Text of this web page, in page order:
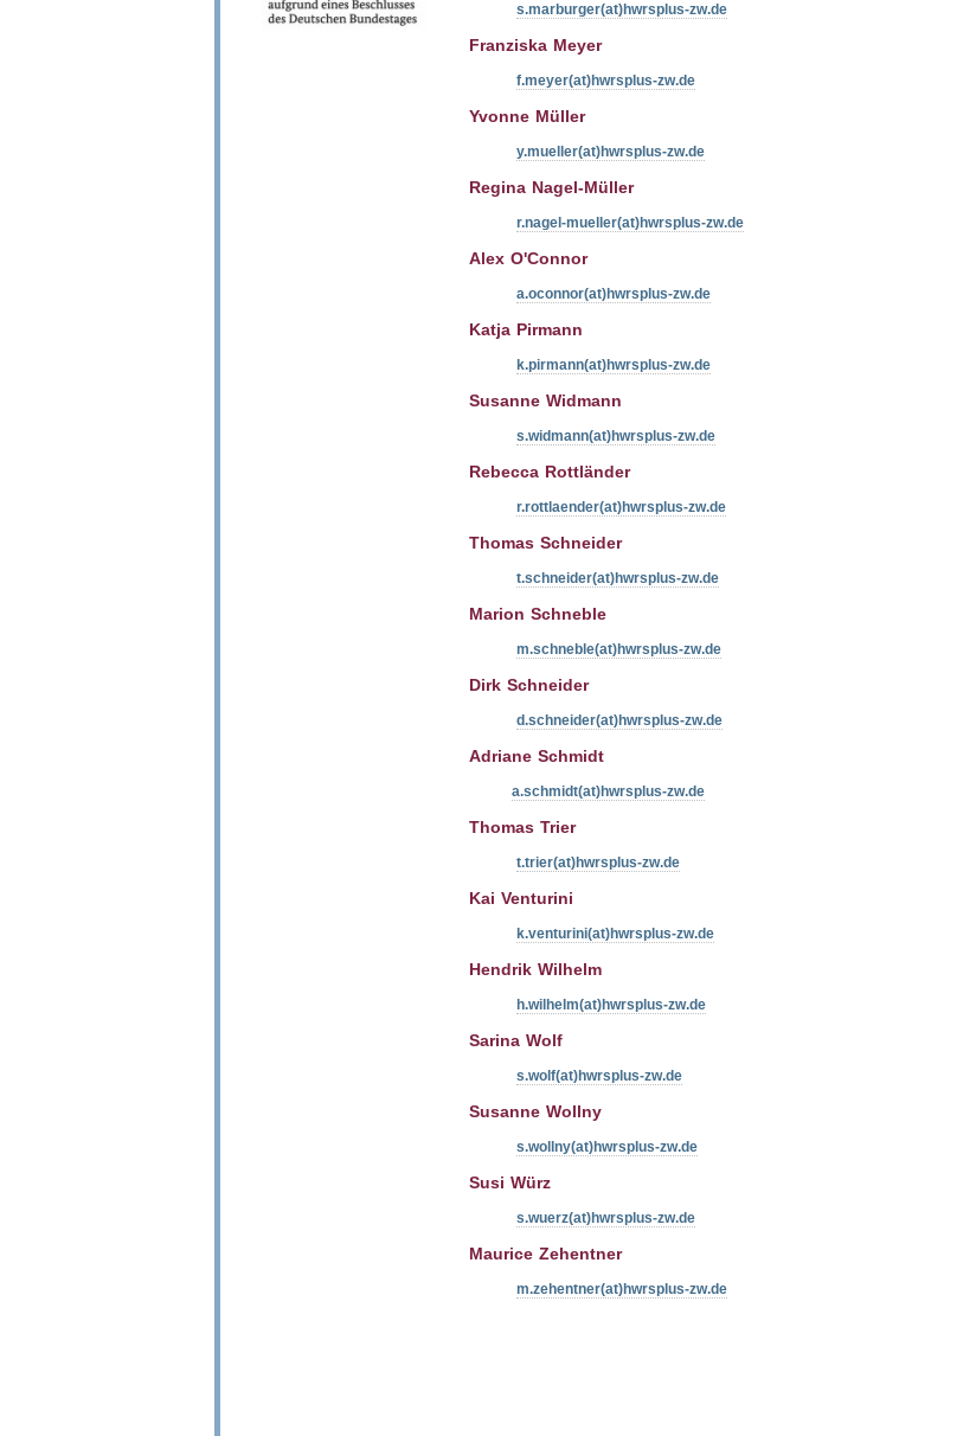
s.marburger(at)hwrsplus-zw.de
Franziska Meyer
f.meyer(at)hwrsplus-zw.de
Yvonne Müller
y.mueller(at)hwrsplus-zw.de
Regina Nagel-Müller
r.nagel-mueller(at)hwrsplus-zw.de
Alex O'Connor
a.oconnor(at)hwrsplus-zw.de
Katja Pirmann
k.pirmann(at)hwrsplus-zw.de
Susanne Widmann
s.widmann(at)hwrsplus-zw.de
Rebecca Rottländer
r.rottlaender(at)hwrsplus-zw.de
Thomas Schneider
t.schneider(at)hwrsplus-zw.de
Marion Schneble
m.schneble(at)hwrsplus-zw.de
Dirk Schneider
d.schneider(at)hwrsplus-zw.de
Adriane Schmidt
a.schmidt(at)hwrsplus-zw.de
Thomas Trier
t.trier(at)hwrsplus-zw.de
Kai Venturini
k.venturini(at)hwrsplus-zw.de
Hendrik Wilhelm
h.wilhelm(at)hwrsplus-zw.de
Sarina Wolf
s.wolf(at)hwrsplus-zw.de
Susanne Wollny
s.wollny(at)hwrsplus-zw.de
Susi Würz
s.wuerz(at)hwrsplus-zw.de
Maurice Zehentner
m.zehentner(at)hwrsplus-zw.de